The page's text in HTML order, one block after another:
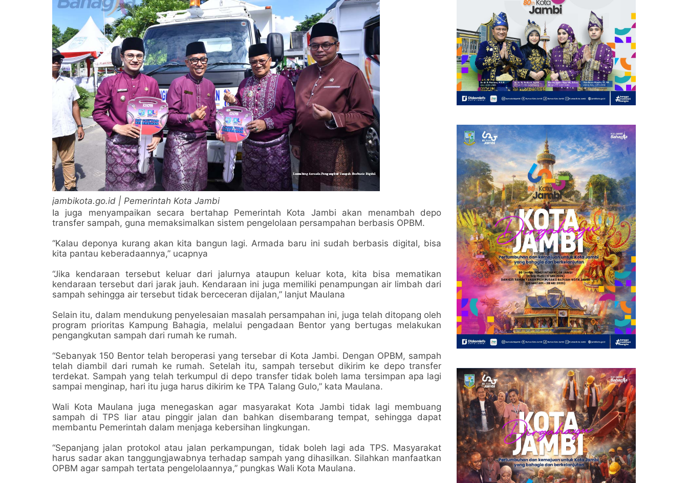
jambikota.go.id | Pemerintah Kota Jambi
Ia juga menyampaikan secara bertahap Pemerintah Kota Jambi akan menambah depo
transfer sampah, guna memaksimalkan sistem pengelolaan persampahan berbasis OPBM.
“Kalau deponya kurang akan kita bangun lagi. Armada baru ini sudah berbasis digital, bisa
kita pantau keberadaannya,” ucapnya
“Jika kendaraan tersebut keluar dari jalurnya ataupun keluar kota, kita bisa mematikan
kendaraan tersebut dari jarak jauh. Kendaraan ini juga memiliki penampungan air limbah dari
sampah sehingga air tersebut tidak berceceran dijalan,” lanjut Maulana
Selain itu, dalam mendukung penyelesaian masalah persampahan ini, juga telah ditopang oleh
program prioritas Kampung Bahagia, melalui pengadaan Bentor yang bertugas melakukan
pengangkutan sampah dari rumah ke rumah.
“Sebanyak 150 Bentor telah beroperasi yang tersebar di Kota Jambi. Dengan OPBM, sampah
telah diambil dari rumah ke rumah. Setelah itu, sampah tersebut dikirim ke depo transfer
terdekat. Sampah yang telah terkumpul di depo transfer tidak boleh lama tersimpan apa lagi
sampai menginap, hari itu juga harus dikirim ke TPA Talang Gulo,” kata Maulana.
Wali Kota Maulana juga menegaskan agar masyarakat Kota Jambi tidak lagi membuang
sampah di TPS liar atau pinggir jalan dan bahkan disembarang tempat, sehingga dapat
membantu Pemerintah dalam menjaga kebersihan lingkungan.
“Sepanjang jalan protokol atau jalan perkampungan, tidak boleh lagi ada TPS. Masyarakat
harus sadar akan tanggungjawabnya terhadap sampah yang dihasilkan. Silahkan manfaatkan
OPBM agar sampah tertata pengelolaannya,” pungkas Wali Kota Maulana.